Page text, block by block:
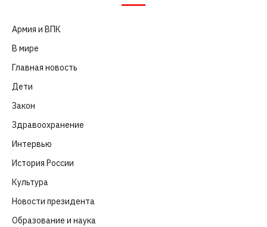
Армия и ВПК
В мире
Главная новость
Дети
Закон
Здравоохранение
Интервью
История России
Культура
Новости президента
Образование и наука